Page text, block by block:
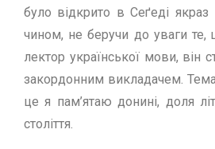
було вiдкрито в Сеґедi
чином, не беручи до уваги
лектор української мови,
закордонним викладачем.
це я пам’ятаю донинi, доля
столiття.